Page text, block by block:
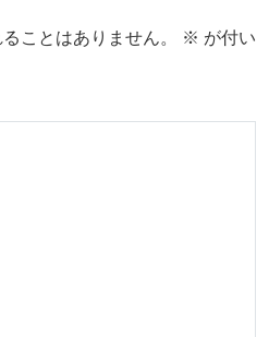
ことはありません。 ※ が付い